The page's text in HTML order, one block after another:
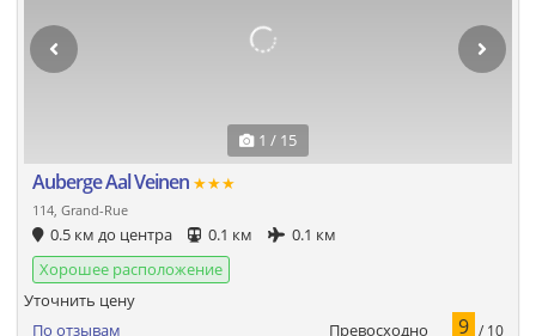
1 / 15
Auberge Aal Veinen ★★★
114, Grand-Rue
0.5 км до центра 0.1 км
0.1 км
Хорошее расположение
По отзывам Превосходно 9 / 10
Уточнить цену